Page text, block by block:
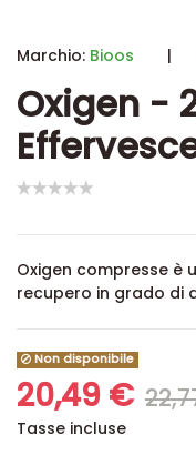
Marchio: Bioos |
Oxigen -
Oxigen compresse è
recupero in grado di
Non disponibile
20,49 €
Tasse incluse